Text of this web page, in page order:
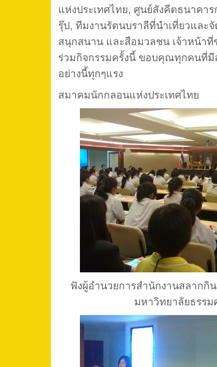
แห่งประเทศไทย, ศูนย์สังคีตธนาคา
รุ๊ป, ทีมงานรัตนบราลีที่นำเที่ยวและ
สนุกสนาน และสือมวลชน เจ้าหน้าที่
ร่วมกิจกรรมครั้งนี้ ขอบคุณทุกคนที่มี
อย่างนี้ทุกๆแรง
สมาคมนักกลอนแห่งประเทศไทย
ฟังผู้อำนวยการสำนักงานสลากกิ
มหาวิทยาลัยธรรม